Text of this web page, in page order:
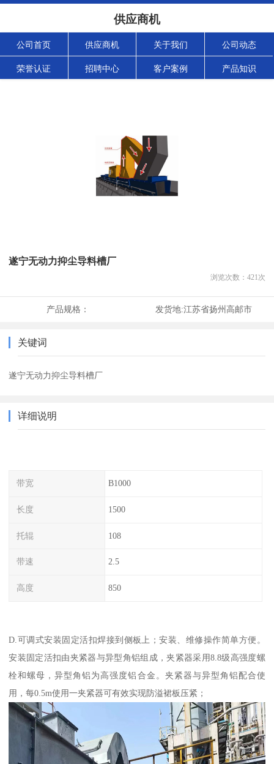
供应商机
公司首页 供应商机 关于我们 公司动态
荣誉认证 招聘中心 客户案例 产品知识
遂宁无动力抑尘导料槽厂
浏览次数： 421次
产品规格： 发货地:江苏省扬州高邮市
关键词
遂宁无动力抑尘导料槽厂
详细说明
带宽 B1000
长度 1500
托辊 108
带速 2.5
高度 850
D.可调式安装固定活扣焊接到侧板上；安装、维修操作简单方便。
安装固定活扣由夹紧器与异型角铝组成，夹紧器采用8.8级高强度螺
栓和螺母，异型角铝为高强度铝合金。夹紧器与异型角铝配合使
用，每0.5m使用一夹紧器可有效实现防溢裙板压紧；